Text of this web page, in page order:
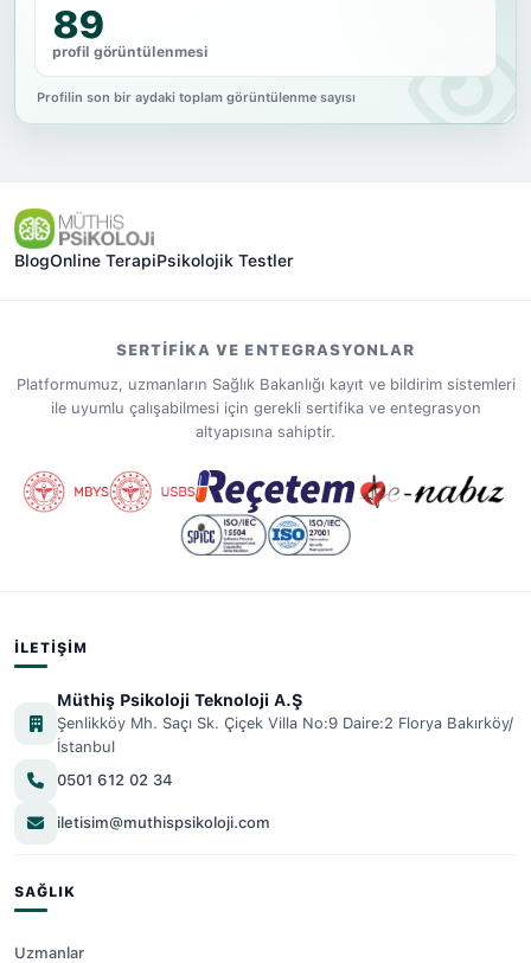
89
profil görüntülenmesi
Profilin son bir aydaki toplam görüntülenme sayısı
BlogOnline TerapiPsikolojik Testler
SERTIFIKA VE ENTEGRASYONLAR
Platformumuz, uzmanların Sağlık Bakanlığı kayıt ve bildirim sistemleri
ile uyumlu çalışabilmesi için gerekli sertifika ve entegrasyon
altyapısına sahiptir.
İLETIŞIM
Müthiş Psikoloji Teknoloji A.Ş
Şenlikköy Mh. Saçı Sk. Çiçek Villa No:9 Daire:2 Florya Bakırköy/
İstanbul
0501 612 02 34
iletisim@muthispsikoloji.com
SAĞLIK
Uzmanlar